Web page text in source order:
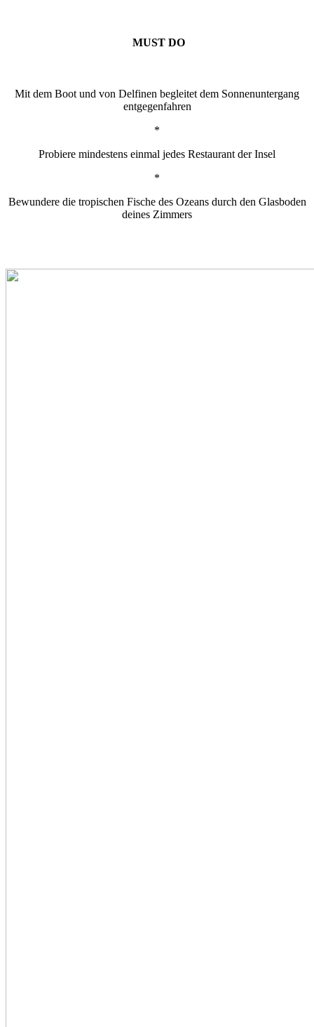
MUST DO
Mit dem Boot und von Delfinen begleitet dem Sonnenuntergang
entgegenfahren
*
Probiere mindestens einmal jedes Restaurant der Insel
*
Bewundere die tropischen Fische des Ozeans durch den Glasboden
deines Zimmers